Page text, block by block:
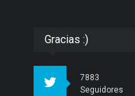
Gracias :)
7883
Seguidores